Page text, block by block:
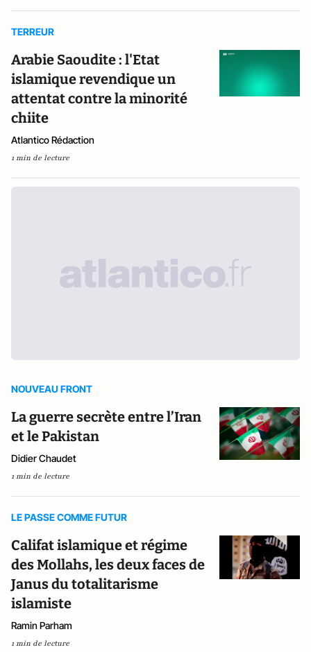
TERREUR
Arabie Saoudite : l'Etat
islamique revendique un
attentat contre la minorité
chiite
Atlantico Rédaction
1 min de lecture
NOUVEAU FRONT
La guerre secrète entre l’Iran
et le Pakistan
Didier Chaudet
1 min de lecture
LE PASSE COMME FUTUR
Califat islamique et régime
des Mollahs, les deux faces de
Janus du totalitarisme
islamiste
Ramin Parham
1 min de lecture